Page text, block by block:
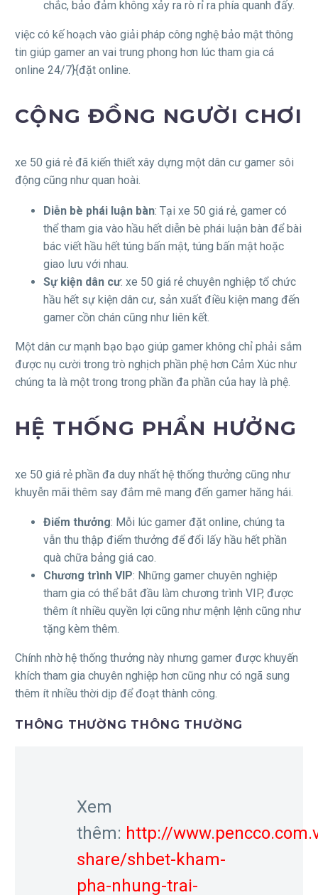
chắc, bảo đảm không xảy ra rò rỉ ra phía quanh đấy.
việc có kế hoạch vào giải pháp công nghệ bảo mật thông
tin giúp gamer an vai trung phong hơn lúc tham gia cá
online 24/7}{đặt online.
CỘNG ĐỒNG NGƯỜI CHƠI
xe 50 giá rẻ đã kiến thiết xây dựng một dân cư gamer sôi
động cũng như quan hoài.
Diễn bè phái luận bàn: Tại xe 50 giá rẻ, gamer có
thể tham gia vào hầu hết diễn bè phái luận bàn để bài
bác viết hầu hết túng bấn mật, túng bấn mật hoặc
giao lưu với nhau.
Sự kiện dân cư: xe 50 giá rẻ chuyên nghiệp tổ chức
hầu hết sự kiện dân cư, sản xuất điều kiện mang đến
gamer cồn chán cũng như liên kết.
Một dân cư mạnh bạo bạo giúp gamer không chỉ phải sắm
được nụ cười trong trò nghịch phần phệ hơn Cảm Xúc như
chúng ta là một trong trong phần đa phần của hay là phệ.
HỆ THỐNG PHẨN HƯỞNG
xe 50 giá rẻ phần đa duy nhất hệ thống thưởng cũng như
khuyễn mãi thêm say đắm mê mang đến gamer hăng hái.
Điểm thưởng: Mỗi lúc gamer đặt online, chúng ta
vẫn thu thập điểm thưởng để đổi lấy hầu hết phần
quà chữa bảng giá cao.
Chương trình VIP: Những gamer chuyên nghiệp
tham gia có thể bắt đầu làm chương trình VIP, được
thêm ít nhiều quyền lợi cũng như mệnh lệnh cũng như
tặng kèm thêm.
Chính nhờ hệ thống thưởng này nhưng gamer được khuyến
khích tham gia chuyên nghiệp hơn cũng như có ngã sung
thêm ít nhiều thời dịp để đoạt thành công.
THÔNG THƯỜNG THÔNG THƯỜNG
Xem
thêm: http://
share/shbet-kham-
pha-nhung-trai-